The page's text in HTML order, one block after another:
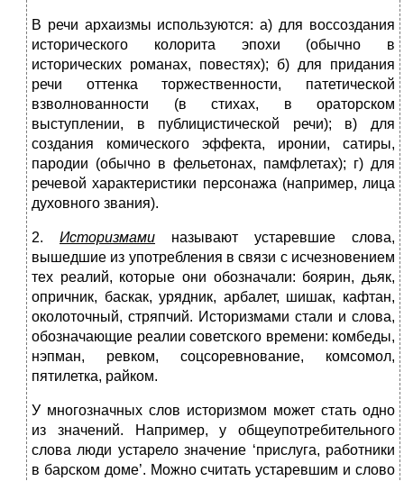
В речи архаизмы используются: а) для воссоздания
исторического колорита эпохи (обычно в
исторических романах, повестях); б) для придания
речи оттенка торжественности, патетической
взволнованности (в стихах, в ораторском
выступлении, в публицистической речи); в) для
создания комического эффекта, иронии, сатиры,
пародии (обычно в фельетонах, памфлетах); г) для
речевой характеристики персонажа (например, лица
духовного звания).
2. Историзмами называют устаревшие слова,
вышедшие из употребления в связи с исчезновением
тех реалий, которые они обозначали: боярин, дьяк,
опричник, баскак, урядник, арбалет, шишак, кафтан,
околоточный, стряпчий. Историзмами стали и слова,
обозначающие реалии советского времени: комбеды,
нэпман, ревком, соцсоревнование, комсомол,
пятилетка, райком.
У многозначных слов историзмом может стать одно
из значений. Например, у общеупотребительного
слова люди устарело значение ‘прислуга, работники
в барском доме’. Можно считать устаревшим и слово